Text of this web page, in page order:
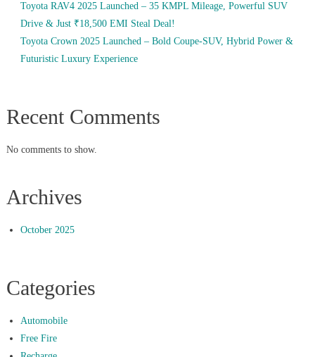
Toyota RAV4 2025 Launched – 35 KMPL Mileage, Powerful SUV
Drive & Just ₹18,500 EMI Steal Deal!
Toyota Crown 2025 Launched – Bold Coupe-SUV, Hybrid Power &
Futuristic Luxury Experience
Recent Comments
No comments to show.
Archives
October 2025
Categories
Automobile
Free Fire